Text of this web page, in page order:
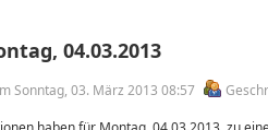
04.03.2013
Sonntag, 03. März 2013 08:57